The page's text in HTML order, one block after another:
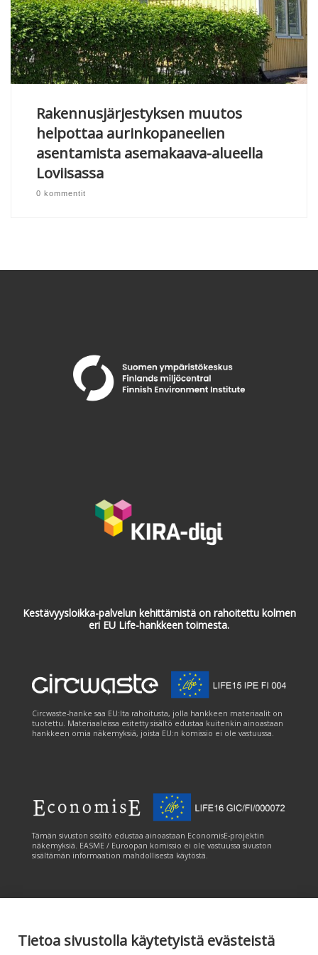
Tietoa sivustolla käytetyistä evästeistä
Rakennusjärjestyksen muutos
helpottaa aurinkopaneelien
asentamista asemakaava-alueella
Loviisassa
0 kommentit
Kestävyysloikka-palvelun kehittämistä on rahoitettu kolmen
eri EU Life-hankkeen toimesta.
Circwaste-hanke saa EU:lta rahoitusta, jolla hankkeen materiaalit on
tuotettu. Materiaaleissa esitetty sisältö edustaa kuitenkin ainoastaan
hankkeen omia näkemyksiä, joista EU:n komissio ei ole vastuussa.
Tämän sivuston sisältö edustaa ainoastaan EconomisE-projektin
näkemyksiä. EASME / Euroopan komissio ei ole vastuussa sivuston
sisältämän informaation mahdollisesta käytöstä.